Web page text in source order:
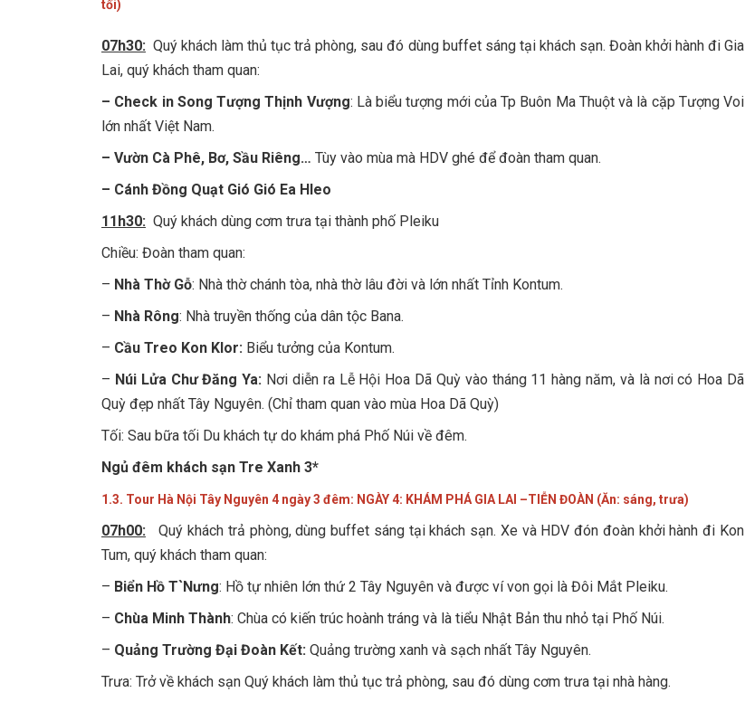
tối)
07h30: Quý khách làm thủ tục trả phòng, sau đó dùng buffet sáng tại khách sạn. Đoàn khởi hành đi Gia
Lai, quý khách tham quan:
– Check in Song Tượng Thịnh Vượng: Là biểu tượng mới của Tp Buôn Ma Thuột và là cặp Tượng Voi
lớn nhất Việt Nam.
– Vườn Cà Phê, Bơ, Sầu Riêng… Tùy vào mùa mà HDV ghé để đoàn tham quan.
– Cánh Đồng Quạt Gió Gió Ea Hleo
11h30: Quý khách dùng cơm trưa tại thành phố Pleiku
Chiều: Đoàn tham quan:
– Nhà Thờ Gỗ: Nhà thờ chánh tòa, nhà thờ lâu đời và lớn nhất Tỉnh Kontum.
– Nhà Rông: Nhà truyền thống của dân tộc Bana.
– Cầu Treo Kon Klor: Biểu tưởng của Kontum.
– Núi Lửa Chư Đăng Ya: Nơi diễn ra Lễ Hội Hoa Dã Quỳ vào tháng 11 hàng năm, và là nơi có Hoa Dã
Quỳ đẹp nhất Tây Nguyên. (Chỉ tham quan vào mùa Hoa Dã Quỳ)
Tối: Sau bữa tối Du khách tự do khám phá Phố Núi về đêm.
Ngủ đêm khách sạn Tre Xanh 3*
1.3. Tour Hà Nội Tây Nguyên 4 ngày 3 đêm: NGÀY 4: KHÁM PHÁ GIA LAI –TIỄN ĐOÀN (Ăn: sáng, trưa)
07h00:
Quý khách trả phòng, dùng buffet sáng tại khách sạn. Xe và HDV đón đoàn khởi hành đi Kon
Tum, quý khách tham quan:
– Biển Hồ T`Nưng: Hồ tự nhiên lớn thứ 2 Tây Nguyên và được ví von gọi là Đôi Mắt Pleiku.
– Chùa Minh Thành: Chùa có kiến trúc hoành tráng và là tiểu Nhật Bản thu nhỏ tại Phố Núi.
– Quảng Trường Đại Đoàn Kết: Quảng trường xanh và sạch nhất Tây Nguyên.
Trưa: Trở về khách sạn Quý khách làm thủ tục trả phòng, sau đó dùng cơm trưa tại nhà hàng.